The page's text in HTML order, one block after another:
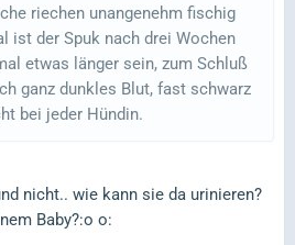
riechen unangenehm fischig
ist der Spuk nach drei Wochen
etwas länger sein, zum Schluß
ganz dunkles Blut, fast schwarz
bei jeder Hündin.
nicht.. wie kann sie da urinieren?
Baby?:o o: